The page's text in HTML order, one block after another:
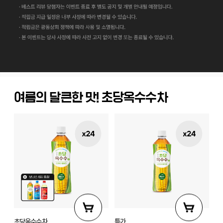
여름의 달큰한 맛! 초당옥수수차
초당옥수수차 특가